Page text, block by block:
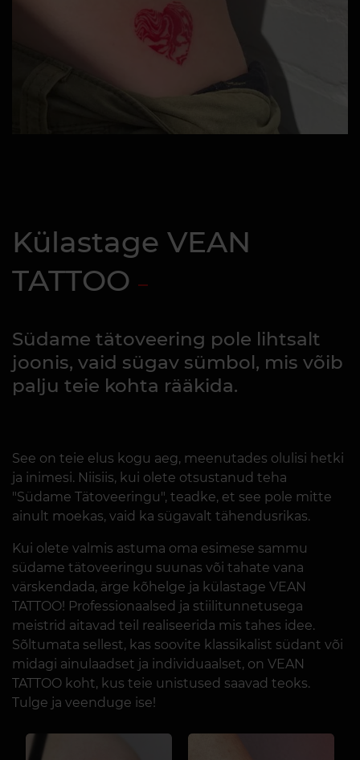
Külastage VEAN
TATTOO
Südame tätoveering pole lihtsalt
joonis, vaid sügav sümbol, mis võib
palju teie kohta rääkida.
See on teie elus kogu aeg, meenutades olulisi hetki
ja inimesi. Niisiis, kui olete otsustanud teha
"Südame Tätoveeringu", teadke, et see pole mitte
ainult moekas, vaid ka sügavalt tähendusrikas.
Kui olete valmis astuma oma esimese sammu
südame tätoveeringu suunas või tahate vana
värskendada, ärge kõhelge ja külastage VEAN
TATTOO! Professionaalsed ja stiilitunnetusega
meistrid aitavad teil realiseerida mis tahes idee.
Sõltumata sellest, kas soovite klassikalist südant või
midagi ainulaadset ja individuaalset, on VEAN
TATTOO koht, kus teie unistused saavad teoks.
Tulge ja veenduge ise!